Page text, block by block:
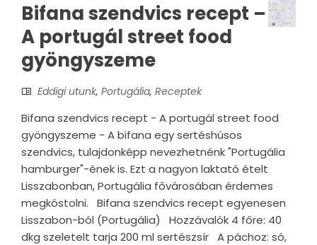
Bifana szendvics recept –
A portugál street food
gyöngyszeme
Eddigi utunk, Portugália, Receptek
Bifana szendvics recept - A portugál street food
gyöngyszeme - A bifana egy sertéshúsos
szendvics, tulajdonképp nevezhetnénk "Portugália
hamburger"-ének is. Ezt a nagyon laktató ételt
Lisszabonban, Portugália fővárosában érdemes
megkóstolni. Bifana szendvics recept egyenesen
Lisszabon-ból (Portugália) Hozzávalók 4 főre: 40
dkg szeletelt tarja 200 ml sertészsír A páchoz: só,